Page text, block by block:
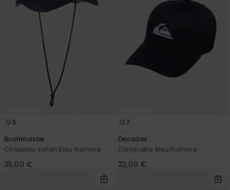
5
Bushmaster
Chapeau safari Bleu Homme
35,00 €
7
Decades
Casquette Bleu Homme
22,00 €